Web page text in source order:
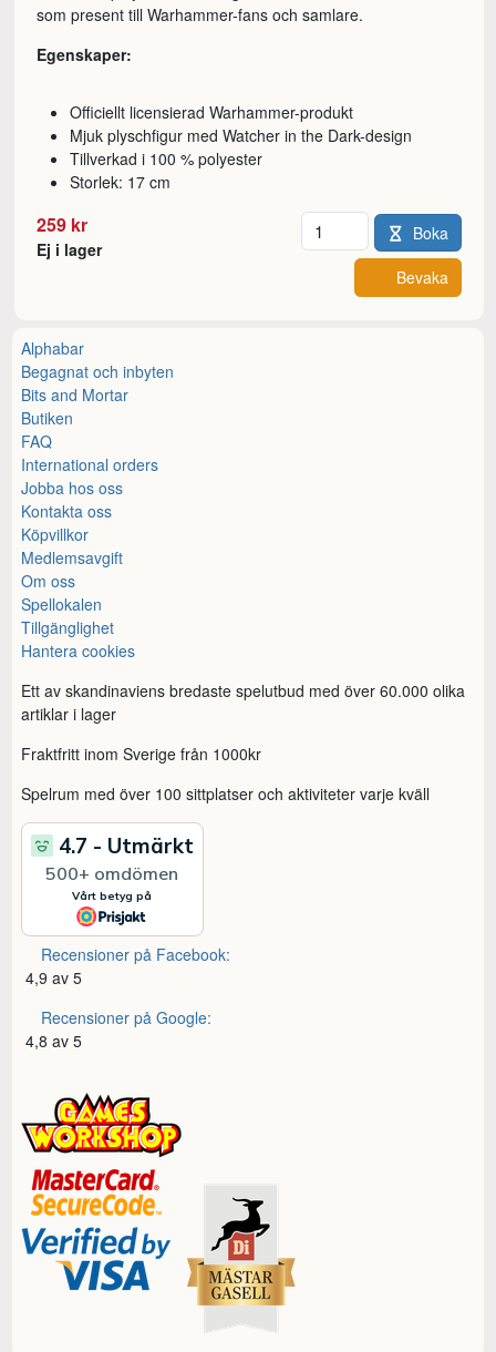
som present till Warhammer-fans och samlare.
Egenskaper:
Officiellt licensierad Warhammer-produkt
Mjuk plyschfigur med Watcher in the Dark-design
Tillverkad i 100 % polyester
Storlek: 17 cm
259 kr
Ej i lager
Antal Boka
Bevaka
Alphabar
Begagnat och inbyten
Bits and Mortar
Butiken
FAQ
International orders
Jobba hos oss
Kontakta oss
Köpvillkor
Medlemsavgift
Om oss
Spellokalen
Tillgänglighet
Hantera cookies
Ett av skandinaviens bredaste spelutbud med över 60.000 olika
artiklar i lager
Fraktfritt inom Sverige från 1000kr
Spelrum med över 100 sittplatser och aktiviteter varje kväll
Recensioner på Facebook:
4,9 av 5
Recensioner på Google:
4,8 av 5